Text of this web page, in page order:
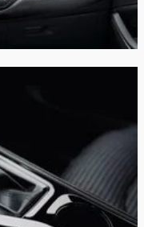
по высоте
для
задних сидений